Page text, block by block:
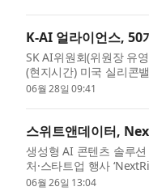
K-AI 얼라이언스, 50
SK AI위원회(위원장 유
(현지시간) 미국 실리콘
06월 28일 09:41
스위트앤데이터,
생성형 AI 콘텐츠 솔루
처·스타트업 행사
이...
06월 26일 13:04